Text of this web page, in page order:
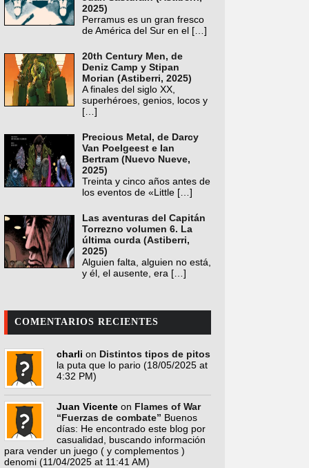
2025)
Perramus es un gran fresco
de América del Sur en el […]
20th Century Men, de
Deniz Camp y Stipan
Morian (Astiberri, 2025)
A finales del siglo XX,
superhéroes, genios, locos y
[…]
Precious Metal, de Darcy
Van Poelgeest e Ian
Bertram (Nuevo Nueve,
2025)
Treinta y cinco años antes de
los eventos de «Little […]
Las aventuras del Capitán
Torrezno volumen 6. La
última curda (Astiberri,
2025)
Alguien falta, alguien no está,
y él, el ausente, era […]
COMENTARIOS RECIENTES
charli on Distintos tipos de pitos
la puta que lo pario (18/05/2025 at
4:32 PM)
Juan Vicente on Flames of War
“Fuerzas de combate” Buenos
días: He encontrado este blog por
casualidad, buscando información
para vender un juego ( y complementos )
denomi (11/04/2025 at 11:41 AM)